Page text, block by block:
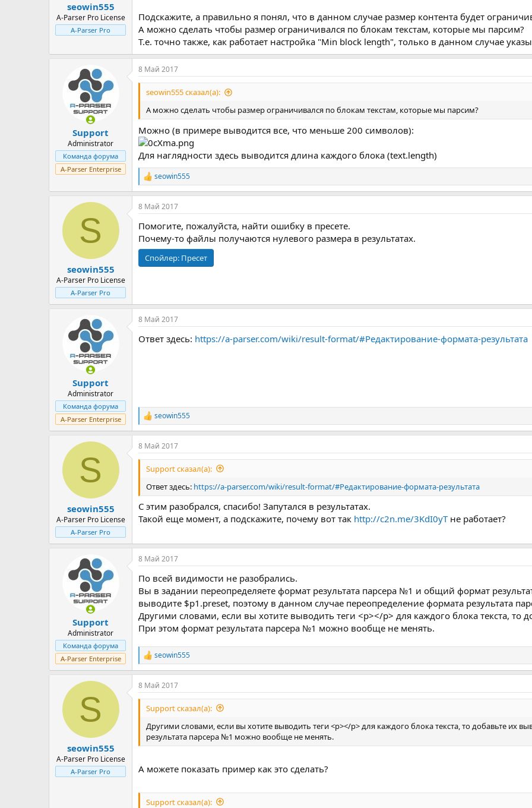
seowin555
A-Parser Pro License
A-Parser Pro
Подскажите, а правильно я понял, что в данном случае размер контента будет
А можно сделать чтобы размер ограничивался по блокам текстам, которые мы парсим?
Т.е. точно также, как работает настройка "Min block length", только в данном случае
Support
Administrator
Команда форума
A-Parser Enterprise
8 Май 2017
seowin555 сказал(а):
А можно сделать чтобы размер ограничивался по блокам текстам, которые мы парсим?
Можно (в примере выводится все, что меньше 200 символов):
Для наглядности здесь выводится длина каждого блока (text.length)
Р
е
а
к
и
и
seowin555
S
seowin555
A-Parser Pro License
A-Parser Pro
8 Май 2017
Помогите, пожалуйста, найти ошибку в пресете.
Почему-то файлы получаются нулевого размера в результатах.
Спойлер: Пресет
Support
Administrator
Команда форума
A-Parser Enterprise
8 Май 2017
Ответ здесь: https://a-parser.com/wiki/result-format/#Редактирование-формата-результата
Р
е
а
к
ц
и
seowin555
S
seowin555
A-Parser Pro License
A-Parser Pro
8 Май 2017
Support сказал(а):
Ответ здесь: https://a-parser.com/wiki/result-format/#Редактирование-формата-результата
С этим разобрался, спасибо! Запутался в результатах.
Такой еще момент, а подскажите, почему вот так http://c2n.me/3KdI0yTне работает?
Support
Administrator
Команда форума
A-Parser Enterprise
8 Май 2017
По всей видимости не разобрались.
Вы в задании переопределяете формат результата парсера №1 и общий формат
выводите $p1.preset, поэтому в данном случае переопределение формата результата
Другими словами, если вы хотите выводить теги <p></p> для каждого блока текста, то
При этом формат результата парсера №1 можно вообще не менять.
Р
е
а
к
ц
и
seowin555
S
seowin555
A-Parser Pro License
A-Parser Pro
8 Май 2017
Support сказал(а):
Другими словами, если вы хотите выводить теги <p></p> для каждого блока текста, то добавьте их
результата парсера №1 можно вообще не менять.
А можете показать пример как это сделать?
Support сказал(а):